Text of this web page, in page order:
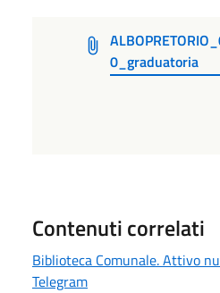
0_graduatoria
Contenuti correlati
Biblioteca Comunale. Attivo
Telegram